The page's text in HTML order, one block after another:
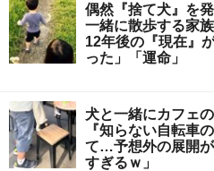
偶然『捨て犬』を
一緒に散歩する家
12年後の『現在』
った」「運命」
犬と一緒にカフェ
『知らない自転車
て…予想外の展開
すぎるｗ」